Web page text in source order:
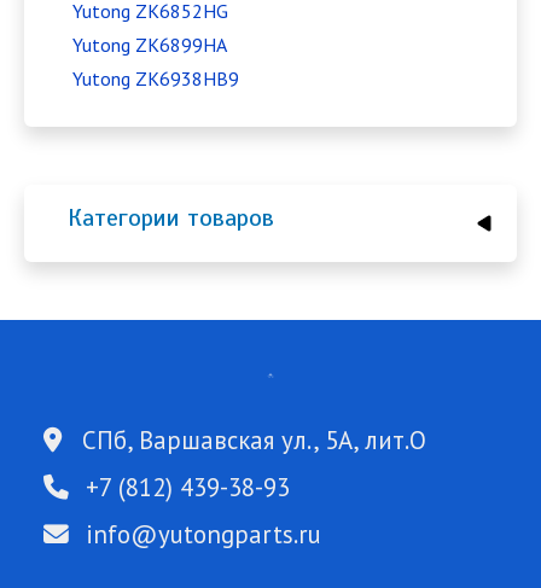
Yutong ZK6852HG
Yutong ZK6899HA
Yutong ZK6938HB9
Категории товаров
СПб, Варшавская ул., 5А, лит.О
+7 (812) 439-38-93
info@yutongparts.ru